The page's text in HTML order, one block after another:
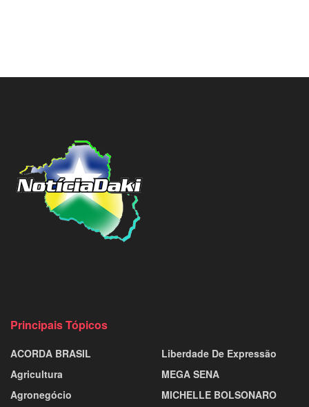
Principais Tópicos
ACORDA BRASIL
Agricultura
Agronegócio
Liberdade De Expressão
MEGA SENA
MICHELLE BOLSONARO